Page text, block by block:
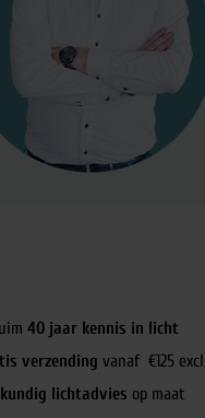
40 jaar kennis in licht
verzending vanaf €125
lichtadvies op maat